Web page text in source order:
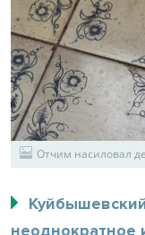
Отчим насиловал
неоднократное